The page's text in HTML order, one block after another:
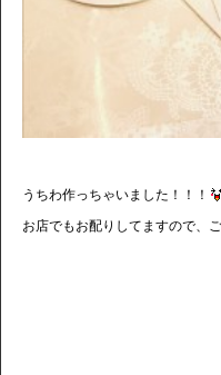
うちわ作っちゃいました！！！
お店でもお配りしてますので、